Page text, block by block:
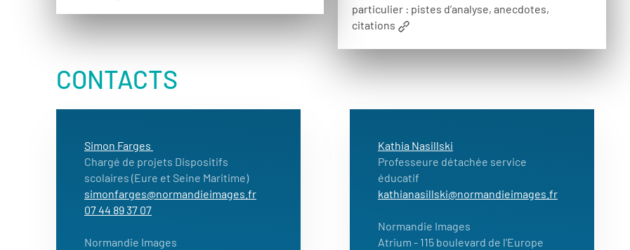
particulier : pistes d’analyse, anecdotes,
citations
CONTACTS
Simon Farges
Chargé de projets Dispositifs
scolaires (Eure et Seine Maritime)
simonfarges@normandieimages.fr
07 44 89 37 07
Normandie Images
Kathia Nasillski
Professeure détachée service
éducatif
kathianasillski@normandieimages.fr
Normandie Images
Atrium - 115 boulevard de l'Europe